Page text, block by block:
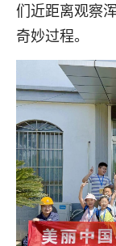
们近距离观察
奇妙过程。